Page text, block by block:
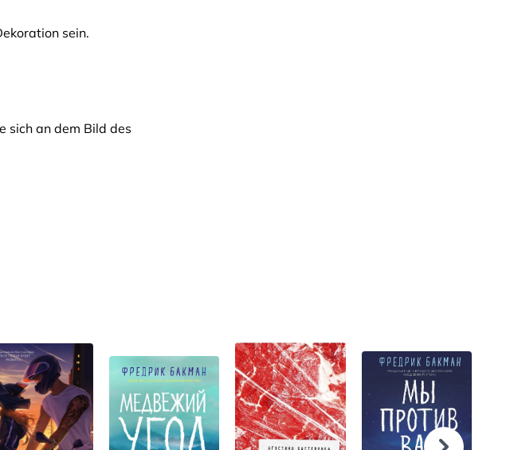
sein.
sich an dem Bild des